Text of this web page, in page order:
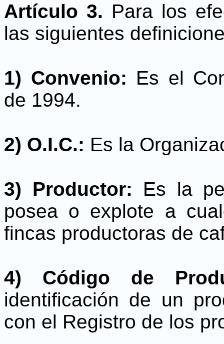
Artículo 3. Para los
las siguientes
1) Convenio: Es el
de 1994.
2) O.I.C.: Es la
3) Productor: Es la
posea o explote a
fincas productoras de
4) Código de
identificación de un
con el Registro de los